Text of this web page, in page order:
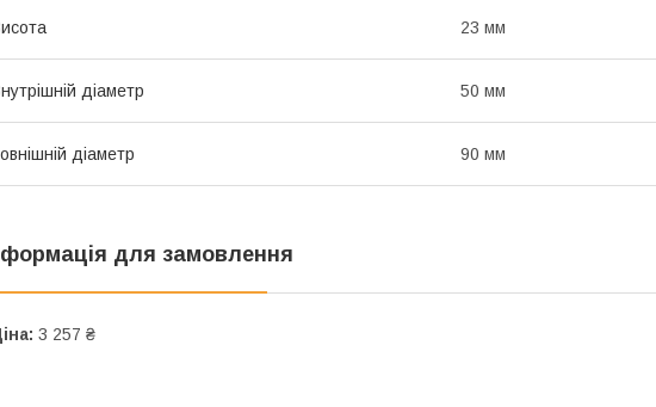
23 мм
діаметр 50 мм
діаметр 90 мм
для замовлення
3 257 ₴